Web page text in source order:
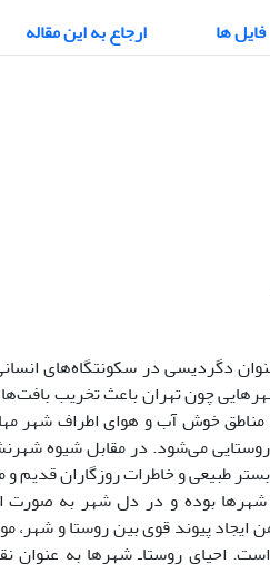
فایل ها ارجاع به این مقاله
دگردیسی در سکونتگاه‌های
چون تهران باعث تخریب
مناطق خوش آب و هوای اطراف شهر
روستایی می‌شود. در مقابل شیوه
طبیعی و خاطرات روزگاران
ایجاد پیوند قوی بین روستا و
احیای روستاـ شهرها به